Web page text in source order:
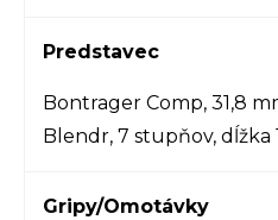
Predstavec
Bontrager Comp, 31,8
Blendr, 7 stupňov, dĺžka
Gripy/Omotávky